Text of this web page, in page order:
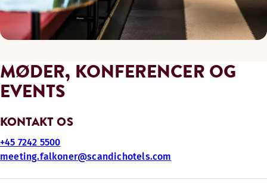
MØDER, KONFERENCER OG
EVENTS
KONTAKT OS
+45 7242 5500
meeting.falkoner@scandichotels.com